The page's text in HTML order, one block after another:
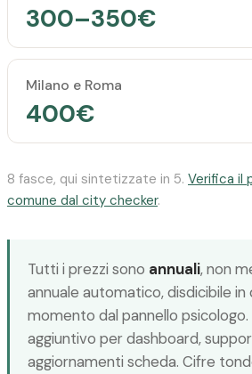
300–350€
Milano e Roma
400€
8 fasce, qui sintetizzate in 5. Verifica il
comune dal city checker.
Tutti i prezzi sono annuali, non
annuale automatico, disdicibile in
momento dal pannello
aggiuntivo per dashboard,
aggiornamenti scheda. Cifre